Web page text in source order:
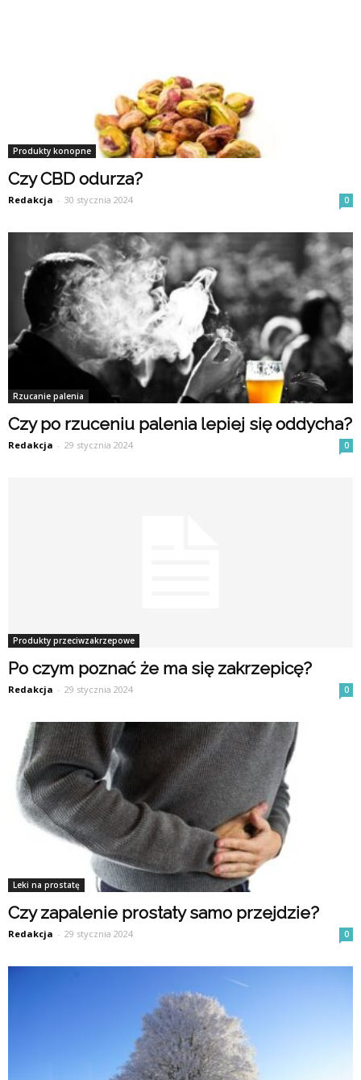
Produkty konopne
Czy CBD odurza?
Redakcja - 30 stycznia 2024 0
Rzucanie palenia
Czy po rzuceniu palenia lepiej się oddycha?
Redakcja - 29 stycznia 2024 0
Produkty przeciwzakrzepowe
Po czym poznać że ma się zakrzepicę?
Redakcja - 29 stycznia 2024 0
Leki na prostatę
Czy zapalenie prostaty samo przejdzie?
Redakcja - 29 stycznia 2024 0